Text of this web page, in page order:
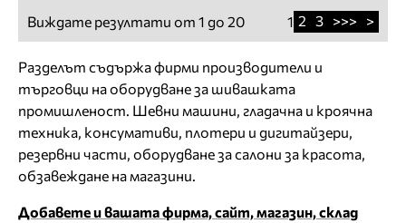
Виждате резултати от 1 до 20 1 2 3 >>> >
Разделът съдържа фирми производители и
търговци на оборудване за шивашката
промишленост. Шевни машини, гладачна и кроячна
техника, консумативи, плотери и дигитайзери,
резервни части, оборудване за салони за красота,
обзавеждане на магазини.
Добавете и вашата фирма, сайт, магазин, склад